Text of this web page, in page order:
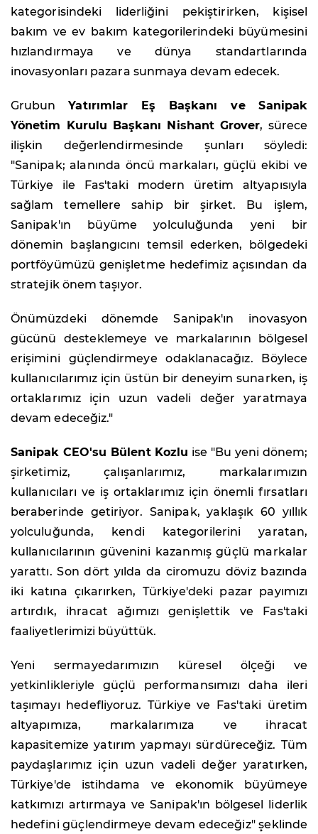
kategorisindeki liderliğini pekiştirirken, kişisel
bakım ve ev bakım kategorilerindeki büyümesini
hızlandırmaya ve dünya standartlarında
inovasyonları pazara sunmaya devam edecek.
GrubunYatırımlar Eş Başkanı ve Sanipak
Yönetim Kurulu Başkanı Nishant Grover, sürece
ilişkin değerlendirmesinde şunları söyledi:
"Sanipak; alanında öncü markaları, güçlü ekibi ve
Türkiye ile Fas'taki modern üretim altyapısıyla
sağlam temellere sahip bir şirket. Bu işlem,
Sanipak'ın büyüme yolculuğunda yeni bir
dönemin başlangıcını temsil ederken, bölgedeki
portföyümüzü genişletme hedefimiz açısından da
stratejik önem taşıyor.
Önümüzdeki dönemde Sanipak'ın inovasyon
gücünü desteklemeye ve markalarının bölgesel
erişimini güçlendirmeye odaklanacağız. Böylece
kullanıcılarımız için üstün bir deneyim sunarken, iş
ortaklarımız için uzun vadeli değer yaratmaya
devam edeceğiz."
Sanipak CEO'su Bülent Kozlu ise "Bu yeni dönem;
şirketimiz, çalışanlarımız, markalarımızın
kullanıcıları ve iş ortaklarımız için önemli fırsatları
beraberinde getiriyor. Sanipak, yaklaşık 60 yıllık
yolculuğunda, kendi kategorilerini yaratan,
kullanıcılarının güvenini kazanmış güçlü markalar
yarattı. Son dört yılda da ciromuzu döviz bazında
iki katına çıkarırken, Türkiye'deki pazar payımızı
artırdık, ihracat ağımızı genişlettik ve Fas'taki
faaliyetlerimizi büyüttük.
Yeni sermayedarımızın küresel ölçeği ve
yetkinlikleriyle güçlü performansımızı daha ileri
taşımayı hedefliyoruz. Türkiye ve Fas'taki üretim
altyapımıza, markalarımıza ve ihracat
kapasitemize yatırım yapmayı sürdüreceğiz. Tüm
paydaşlarımız için uzun vadeli değer yaratırken,
Türkiye'de istihdama ve ekonomik büyümeye
katkımızı artırmaya ve Sanipak'ın bölgesel liderlik
hedefini güçlendirmeye devam edeceğiz" şeklinde